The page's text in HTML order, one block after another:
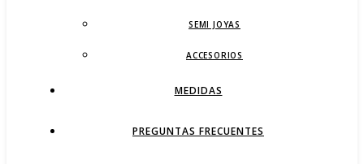
SEMI JOYAS
ACCESORIOS
MEDIDAS
PREGUNTAS FRECUENTES